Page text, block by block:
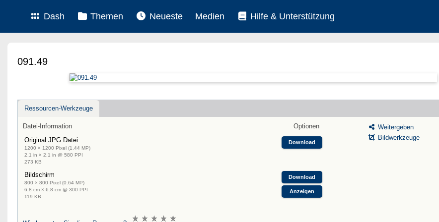
Dash Themen Neueste Medien Hilfe & Unterstützung
091.49
Ressourcen-Werkzeuge
Datei-Information
Optionen
Original JPG Datei
1200 × 1200 Pixel (1.44 MP)
2.1 in × 2.1 in @ 580 PPI
273 KB
Download
Bildschirm
800 × 800 Pixel (0.64 MP)
6.8 cm × 6.8 cm @ 300 PPI
119 KB
Download
Anzeigen
Weitergeben
Bildwerkzeuge